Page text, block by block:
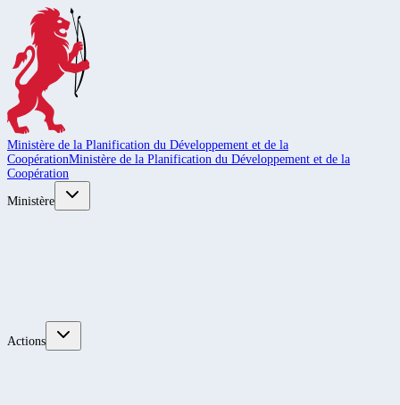
Ministère de la Planification du Développement et de la
CoopérationMinistère de la Planification du Développement et de la
Coopération
Ministère
Actions